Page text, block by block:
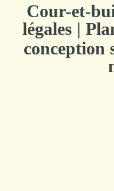
Cour-et-
légales |
conception